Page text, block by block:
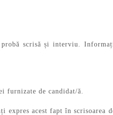
scrisă și interviu.
furnizate de candidat/ă.
acest fapt în scrisoarea